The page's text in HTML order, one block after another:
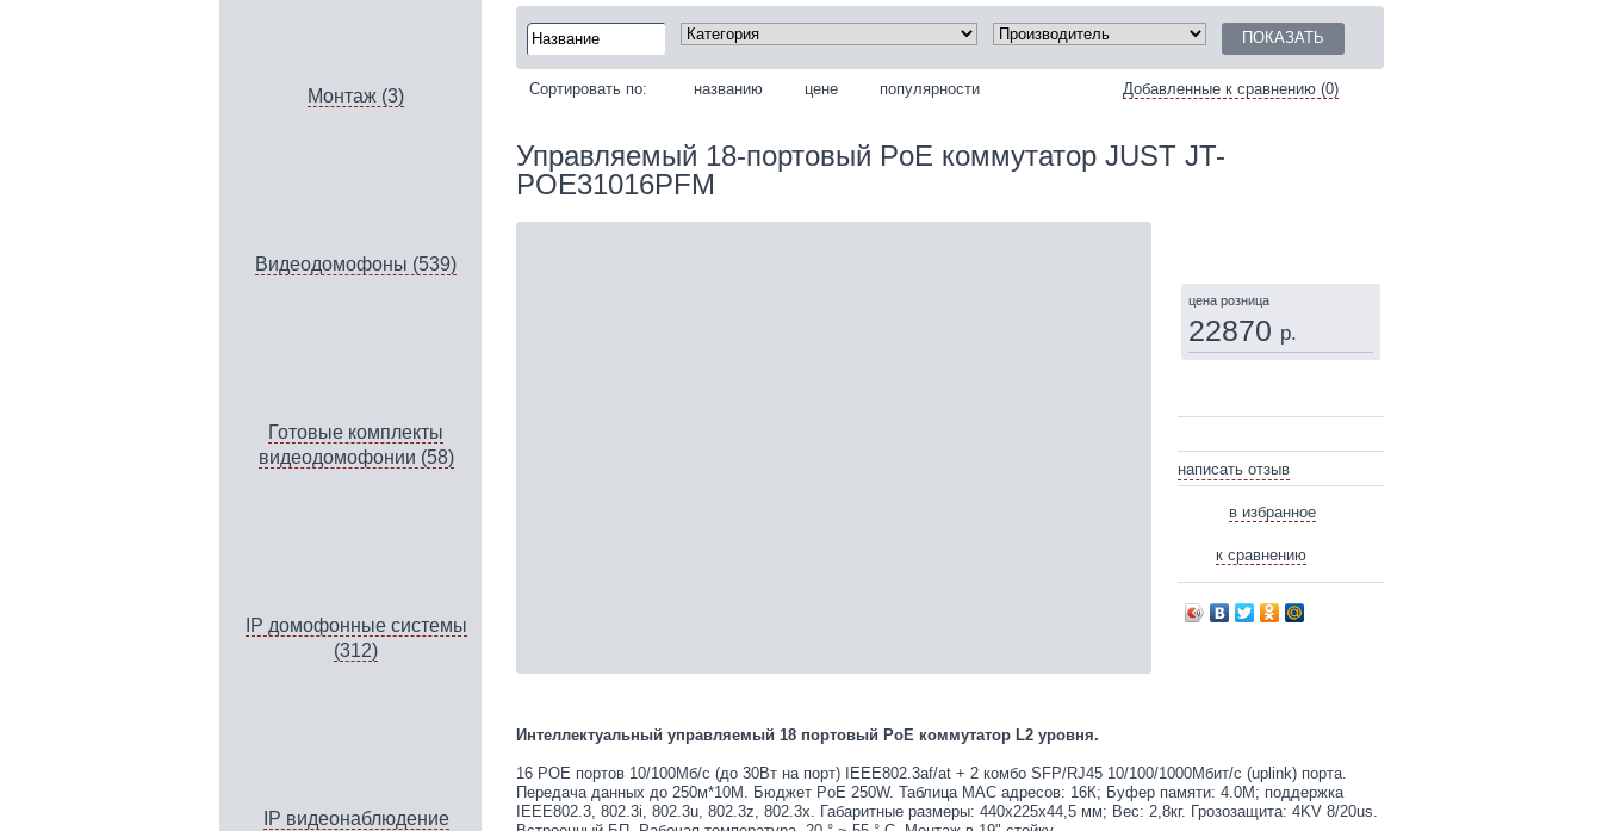
Монтаж (3)
Видеодомофоны (539)
Готовые комплекты
видеодомофонии (58)
IP домофонные системы
(312)
IP видеонаблюдение
Добавленные к сравнению (0)
Сортировать по: названию цене популярности
Управляемый 18-портовый PoE коммутатор JUST JT-
POE31016PFM
цена розница
22870 р.
написать отзыв
в избранное
к сравнению
Интеллектуальный управляемый 18 портовый PoE коммутатор L2 уровня.
16 POE портов 10/100Mб/с (до 30Вт на порт) IEEE802.3af/at + 2 комбо SFP/RJ45 10/100/1000Мбит/с (uplink) порта.
Передача данных до 250м*10М. Бюджет PoE 250W. Таблица МАС адресов: 16К; Буфер памяти: 4.0M; поддержка
IEEE802.3, 802.3i, 802.3u, 802.3z, 802.3x. Габаритные размеры: 440х225х44,5 мм; Вес: 2,8кг. Грозозащита: 4KV 8/20us.